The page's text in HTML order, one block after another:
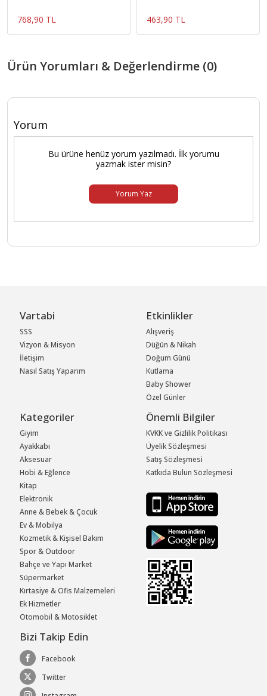
768,90 TL 463,90 TL
Ürün Yorumları & Değerlendirme (0)
Yorum
Bu ürüne henüz yorum yazılmadı. İlk yorumu
yazmak ister misin?
Yorum Yaz
Vartabi
SSS
Vizyon & Misyon
İletişim
Nasıl Satış Yaparım
Etkinlikler
Alışveriş
Düğün & Nikah
Doğum Günü
Kutlama
Baby Shower
Özel Günler
Kategoriler
Giyim
Ayakkabı
Aksesuar
Hobi & Eğlence
Kitap
Elektronik
Anne & Bebek & Çocuk
Ev & Mobilya
Kozmetik & Kişisel Bakım
Spor & Outdoor
Bahçe ve Yapı Market
Süpermarket
Kırtasiye & Ofis Malzemeleri
Ek Hizmetler
Otomobil & Motosiklet
Önemli Bilgiler
KVKK ve Gizlilik Politikası
Üyelik Sözleşmesi
Satış Sözleşmesi
Katkıda Bulun Sözleşmesi
Bizi Takip Edin
Facebook
Twitter